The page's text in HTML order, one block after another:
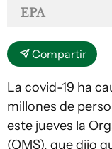
EPA
Compartir
La covid-19 ha
millones de
este jueves la
(OMS), que dijo